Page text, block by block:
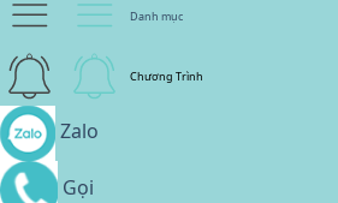
Danh mục
Chương Trình
Zalo
Gọi